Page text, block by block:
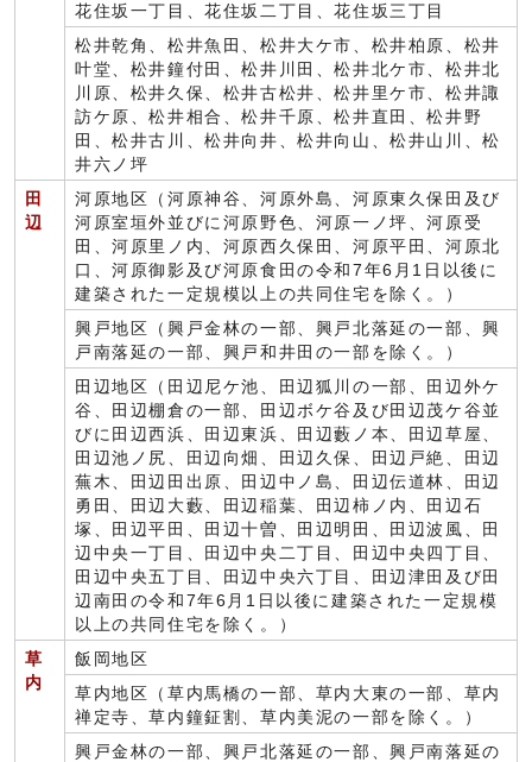
花住坂一丁目、花住坂二丁目、花住坂三丁目
松井乾角、松井魚田、松井大ケ市、松井柏原、松井
叶堂、松井鐘付田、松井川田、松井北ケ市、松井北
川原、松井久保、松井古松井、松井里ケ市、松井諏
訪ケ原、松井相合、松井千原、松井直田、松井野
田、松井古川、松井向井、松井向山、松井山川、松
井六ノ坪
田
辺
河原地区（河原神谷、河原外島、河原東久保田及び
河原室垣外並びに河原野色、河原一ノ坪、河原受
田、河原里ノ内、河原西久保田、河原平田、河原北
口、河原御影及び河原食田の令和7年6月1日以後に
建築された一定規模以上の共同住宅を除く。）
興戸地区（興戸金林の一部、興戸北落延の一部、興
戸南落延の一部、興戸和井田の一部を除く。）
田辺地区（田辺尼ケ池、田辺狐川の一部、田辺外ケ
谷、田辺棚倉の一部、田辺ボケ谷及び田辺茂ケ谷並
びに田辺西浜、田辺東浜、田辺藪ノ本、田辺草屋、
田辺池ノ尻、田辺向畑、田辺久保、田辺戸絶、田辺
蕪木、田辺田出原、田辺中ノ島、田辺伝道林、田辺
勇田、田辺大藪、田辺稲葉、田辺柿ノ内、田辺石
塚、田辺平田、田辺十曽、田辺明田、田辺波風、田
辺中央一丁目、田辺中央二丁目、田辺中央四丁目、
田辺中央五丁目、田辺中央六丁目、田辺津田及び田
辺南田の令和7年6月1日以後に建築された一定規模
以上の共同住宅を除く。）
草
内
飯岡地区
草内地区（草内馬橋の一部、草内大東の一部、草内
禅定寺、草内鐘鉦割、草内美泥の一部を除く。）
興戸金林の一部、興戸北落延の一部、興戸南落延の